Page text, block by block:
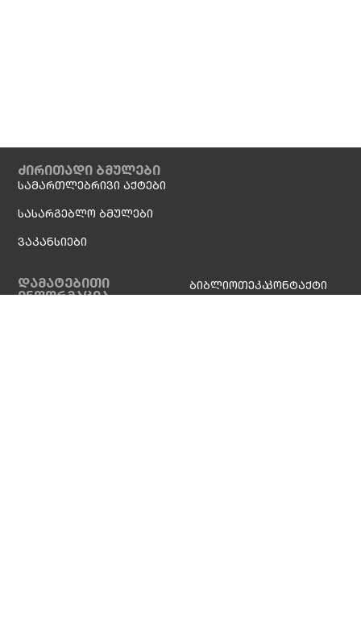
ძირითადი ბმულები
სამართლებრივი აქტები
სასარგებლო ბმულები
ვაკანსიები
დამატებითი
ინფორმაცია
ბიბლიოთეკაკონტაქტი